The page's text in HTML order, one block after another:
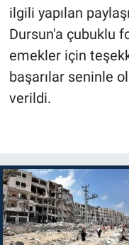
ilgili yapılan
Dursun'a çubuklu
emekler için
başarılar seninle
verildi.